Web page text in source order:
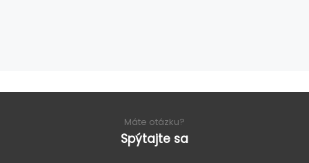
Máte otázku?
Spýtajte sa